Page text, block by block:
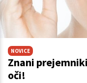
NOVICE
Znani
oči!